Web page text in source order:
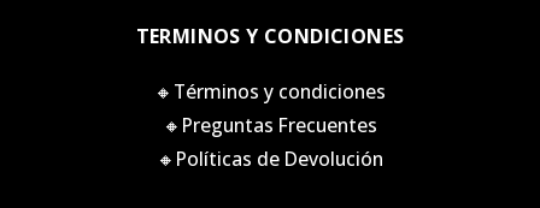
TERMINOS Y CONDICIONES
🔸Términos y condiciones
🔸Preguntas Frecuentes
🔸Políticas de Devolución